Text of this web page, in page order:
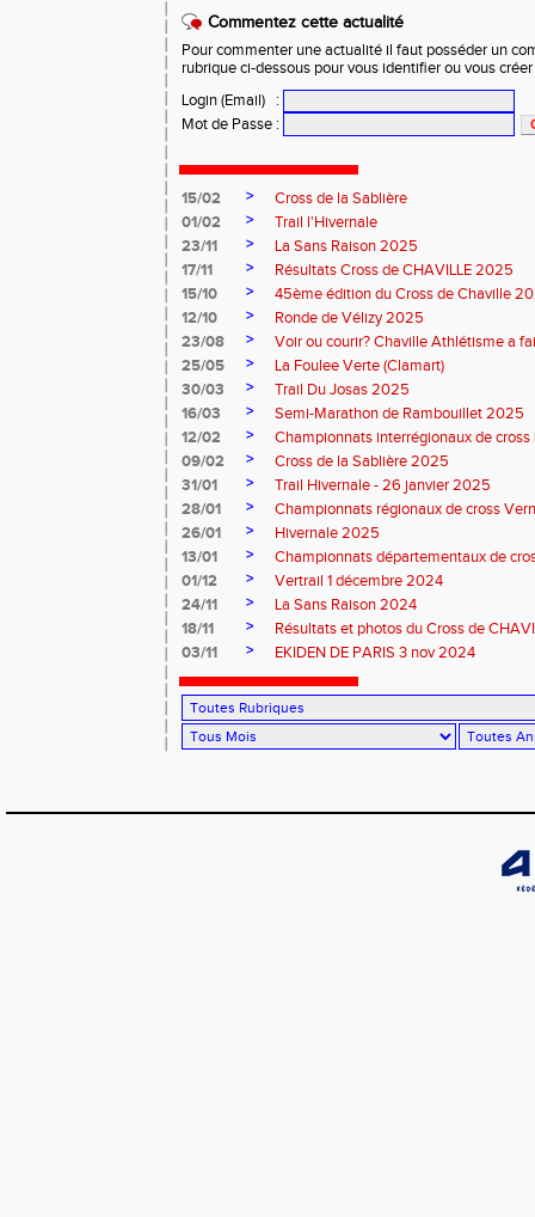
Commentez cette actualité
Pour commenter une actualité il faut posséder un
rubrique ci-dessous pour vous identifier ou vous
Login (Email)
:
Mot de Passe :
15/02 >
Cross de la Sablière
01/02
>
Trail l'Hivernale
23/11
>
La Sans Raison 2025
17/11
>
Résultats Cross de CHAVILLE 2025
15/10
>
45ème édition du Cross de Chaville
12/10
>
Ronde de Vélizy 2025
23/08
>
Voir ou courir? Chaville Athlétisme a
25/05
>
La Foulee Verte (Clamart)
30/03
>
Trail Du Josas 2025
16/03
>
Semi-Marathon de Rambouillet 2025
12/02
>
Championnats interrégionaux de cross
09/02
>
Cross de la Sablière 2025
31/01
>
Trail Hivernale - 26 janvier 2025
28/01
>
Championnats régionaux de cross
26/01
>
Hivernale 2025
13/01
>
Championnats départementaux de
01/12
>
Vertrail 1 décembre 2024
24/11
>
La Sans Raison 2024
18/11
>
Résultats et photos du Cross de
03/11
> EKIDEN DE PARIS 3 nov 2024